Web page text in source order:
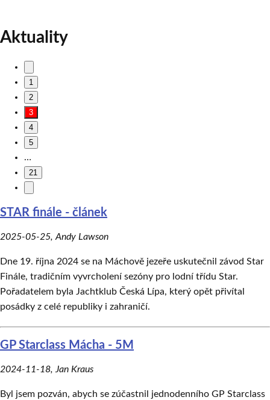
Aktuality
1
2
3
4
5
…
21
STAR finále - článek
2025-05-25, Andy Lawson
Dne 19. října 2024 se na Máchově jezeře uskutečnil závod Star
Finále, tradičním vyvrcholení sezóny pro lodní třídu Star.
Pořadatelem byla Jachtklub Česká Lípa, který opět přivítal
posádky z celé republiky i zahraničí.
GP Starclass Mácha - 5M
2024-11-18,Jan Kraus
Byl jsem pozván, abych se zúčastnil jednodenního GP Starclass